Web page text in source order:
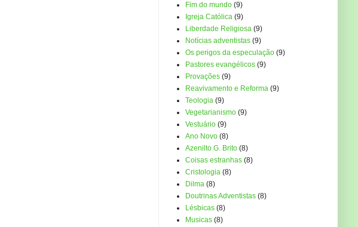
Fim do mundo (9)
Igreja Católica (9)
Liberdade Religiosa (9)
Notícias adventistas (9)
Os perigos da especulação (9)
Pastores evangélicos (9)
Provações (9)
Reavivamento e Reforma (9)
Teologia (9)
Vegetarianismo (9)
Vestuário (9)
Ano Novo (8)
Azenilto G. Brito (8)
Coisas estranhas (8)
Cristologia (8)
Dilma (8)
Doutrinas Adventistas (8)
Lésbicas (8)
Musicas (8)